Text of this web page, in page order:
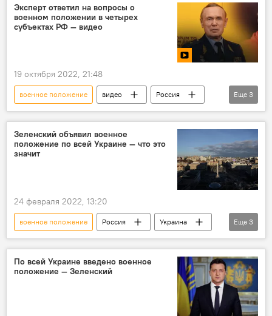
Россия
выборы
Запорожская область
Херсонская область
Эксперт ответил на вопросы о
военном положении в четырех
субъектах РФ — видео
19 октября 2022, 21:48
военное положение видео
Россия
указ
Владимир Путин эксперт
Еще 3
Зеленский объявил военное
положение по всей Украине — что это
значит
24 февраля 2022, 13:20
военное положение Россия
Украина
Владимир Зеленский
обращение
Спецоперация России по защите Донбасса
Еще 3
По всей Украине введено военное
положение — Зеленский